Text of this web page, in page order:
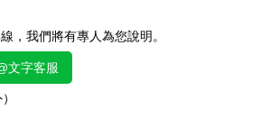
，我們將有專人為您說明。
文字客服